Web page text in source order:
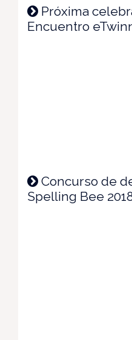
Próxima
Encuentro
Concurso de
Spelling Bee